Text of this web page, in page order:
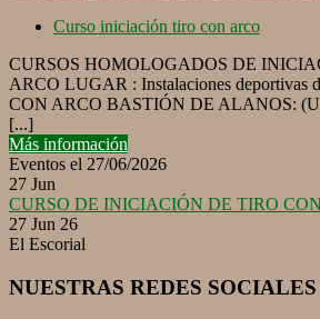
Curso iniciación tiro con arco
CURSOS HOMOLOGADOS DE
ARCO LUGAR : Instalaciones deportivas
CON ARCO BASTIÓN DE ALANOS:
[...]
Más información
Eventos el 27/06/2026
27 Jun
CURSO DE INICIACIÓN DE TIRO
27 Jun 26
El Escorial
NUESTRAS REDES SOCIALES